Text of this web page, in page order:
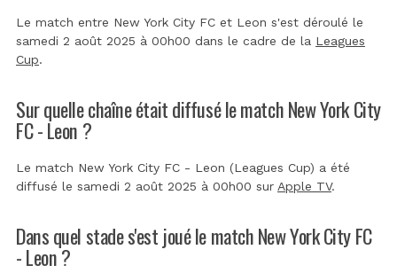
Le match entre New York City FC et Leon s'est déroulé le
samedi 2 août 2025 à 00h00 dans le cadre de la Leagues
Cup.
Sur quelle chaîne était diffusé le match New York City
FC - Leon ?
Le match New York City FC - Leon (Leagues Cup) a été
diffusé le samedi 2 août 2025 à 00h00 sur Apple TV.
Dans quel stade s'est joué le match New York City FC
- Leon ?